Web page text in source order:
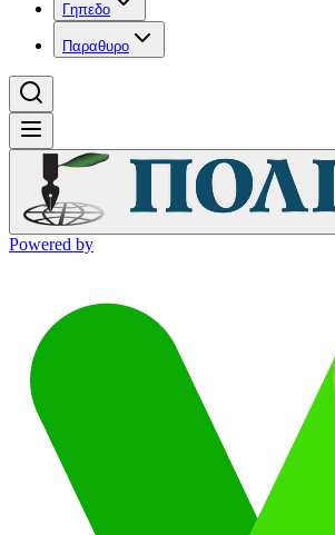
Γηπεδο
Παραθυρο
Powered by